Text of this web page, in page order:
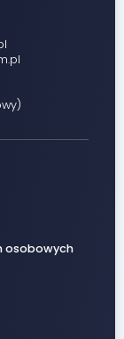
osobowych